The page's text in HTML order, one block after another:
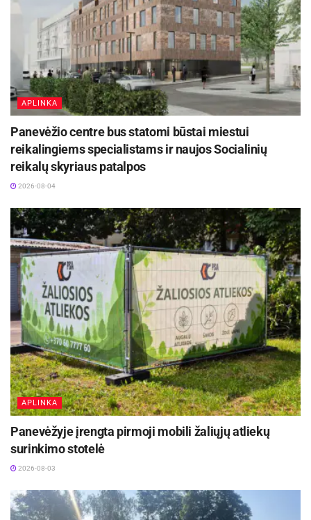
APLINKA
Panevėžio centre bus statomi būstai miestui
reikalingiems specialistams ir naujos Socialinių
reikalų skyriaus patalpos
2026-08-04
APLINKA
Panevėžyje įrengta pirmoji mobili žaliųjų atliekų
surinkimo stotelė
2026-08-03